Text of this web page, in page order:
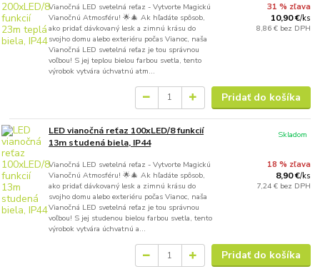
Vianočná LED svetelná reťaz - Vytvorte Magickú
Vianočnú Atmosféru! 🌟🎄 Ak hľadáte spôsob,
ako pridať dávkovaný lesk a zimnú krásu do
svojho domu alebo exteriéru počas Vianoc, naša
Vianočná LED svetelná reťaz je tou správnou
voľbou! S jej teplou bielou farbou svetla, tento
výrobok vytvára úchvatnú atm...
31 % zľava
10,90 €/ks
8,86 € bez DPH
Pridať do košíka
LED vianočná reťaz 100xLED/8 funkcií
13m studená biela, IP44
Vianočná LED svetelná reťaz - Vytvorte Magickú
Vianočnú Atmosféru! 🌟🎄 Ak hľadáte spôsob,
ako pridať dávkovaný lesk a zimnú krásu do
svojho domu alebo exteriéru počas Vianoc, naša
Vianočná LED svetelná reťaz je tou správnou
voľbou! S jej studenou bielou farbou svetla, tento
výrobok vytvára úchvatnú a...
18 % zľava
8,90 €/ks
7,24 € bez DPH
Skladom
Pridať do košíka